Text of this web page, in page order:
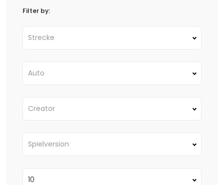
Filter by:
Strecke
Auto
Creator
Spielversion
10